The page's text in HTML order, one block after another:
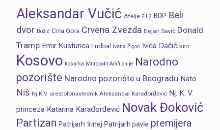
Aleksandar Vučić Atelje 212 BDP Beli
dvor Božić Crna Gora Crvena Zvezda Dejan Savić Donald
Tramp Emir Kusturica Fudbal Ivana Žigon Ivica Dačić kim
Kosovo košarka Mitropolit Amfilohije Narodno
pozorište Narodno pozorište u Beogradu Nato
Niš Nj.K.V. prestolonaslednik Aleksandar Karađorđević Nj. K. V.
princeza Katarina Karađorđević Novak Đoković
Partizan Patrijarh Irinej Patrijarh pavle premijera